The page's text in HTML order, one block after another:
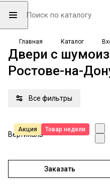
Главная Каталог
Двери с
Ростове-на-
Все фильтры
Акция Товар недели
Вертикаль
Заказать